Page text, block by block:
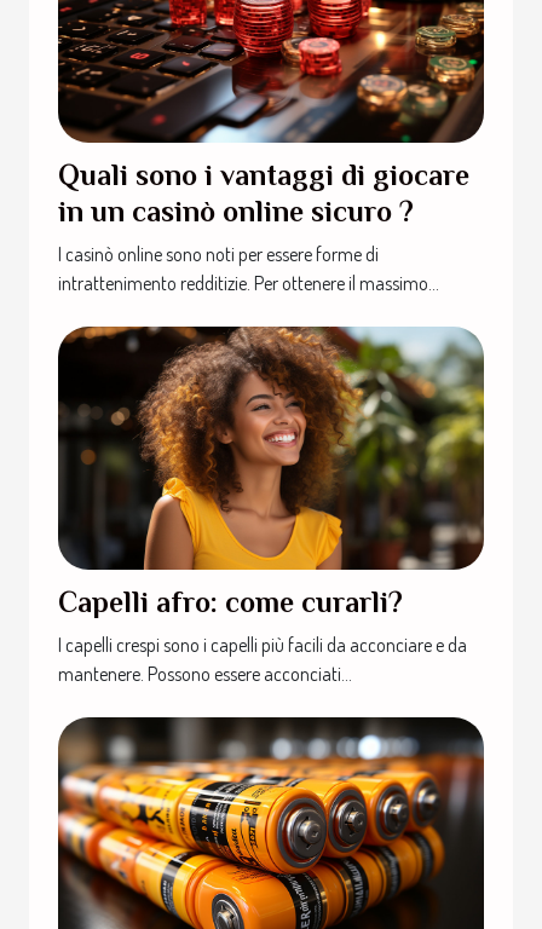
Quali sono i vantaggi di giocare
in un casinò online sicuro ?
I casinò online sono noti per essere forme di
intrattenimento redditizie. Per ottenere il massimo...
Capelli afro: come curarli?
I capelli crespi sono i capelli più facili da acconciare e da
mantenere. Possono essere acconciati...